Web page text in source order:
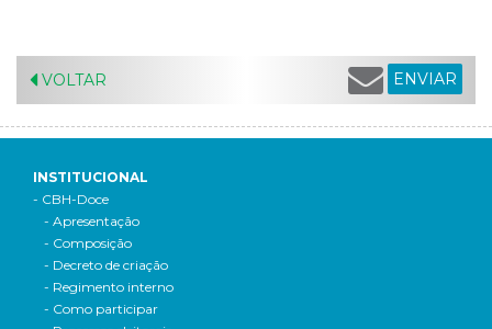
VOLTAR ENVIAR
INSTITUCIONAL
- CBH-Doce
- Apresentação
- Composição
- Decreto de criação
- Regimento interno
- Como participar